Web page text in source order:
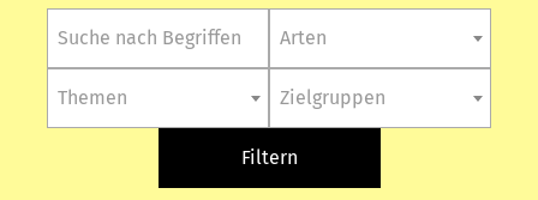
Arten
Themen Zielgruppen
Filtern